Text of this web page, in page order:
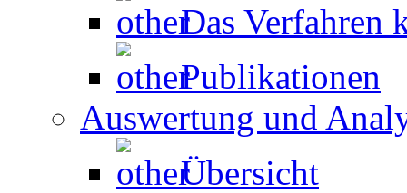
Das Verfahren
Publikationen
Auswertung und
Übersicht